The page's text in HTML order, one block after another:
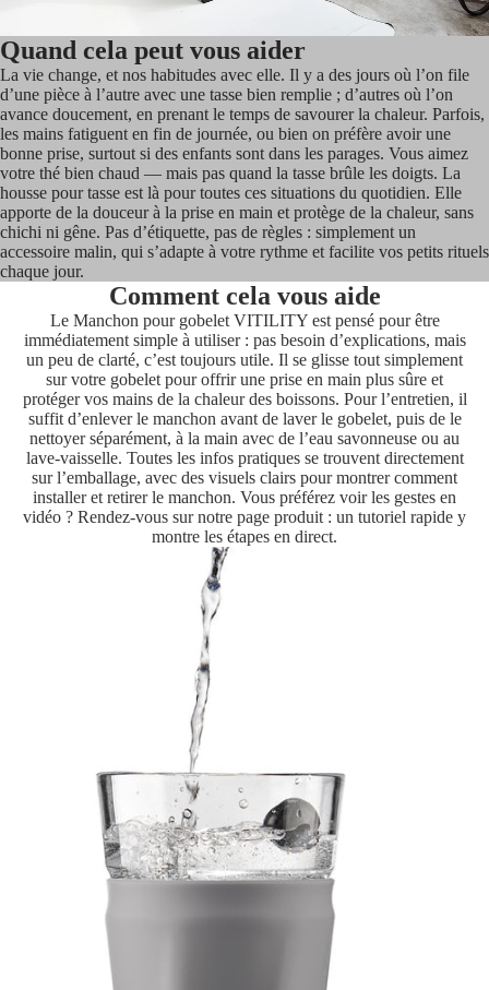
Quand cela peut vous aider
La vie change, et nos habitudes avec elle. Il y a des jours où l’on file
d’une pièce à l’autre avec une tasse bien remplie ; d’autres où l’on
avance doucement, en prenant le temps de savourer la chaleur. Parfois,
les mains fatiguent en fin de journée, ou bien on préfère avoir une
bonne prise, surtout si des enfants sont dans les parages. Vous aimez
votre thé bien chaud — mais pas quand la tasse brûle les doigts. La
housse pour tasse est là pour toutes ces situations du quotidien. Elle
apporte de la douceur à la prise en main et protège de la chaleur, sans
chichi ni gêne. Pas d’étiquette, pas de règles : simplement un
accessoire malin, qui s’adapte à votre rythme et facilite vos petits rituels
chaque jour.
Comment cela vous aide
Le Manchon pour gobelet VITILITY est pensé pour être
immédiatement simple à utiliser : pas besoin d’explications, mais
un peu de clarté, c’est toujours utile. Il se glisse tout simplement
sur votre gobelet pour offrir une prise en main plus sûre et
protéger vos mains de la chaleur des boissons. Pour l’entretien, il
suffit d’enlever le manchon avant de laver le gobelet, puis de le
nettoyer séparément, à la main avec de l’eau savonneuse ou au
lave-vaisselle. Toutes les infos pratiques se trouvent directement
sur l’emballage, avec des visuels clairs pour montrer comment
installer et retirer le manchon. Vous préférez voir les gestes en
vidéo ? Rendez-vous sur notre page produit : un tutoriel rapide y
montre les étapes en direct.